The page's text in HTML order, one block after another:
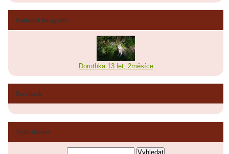
Poslední fotografie
Dorothka 13 let, 2měsíce
Facebook
Vyhledávání